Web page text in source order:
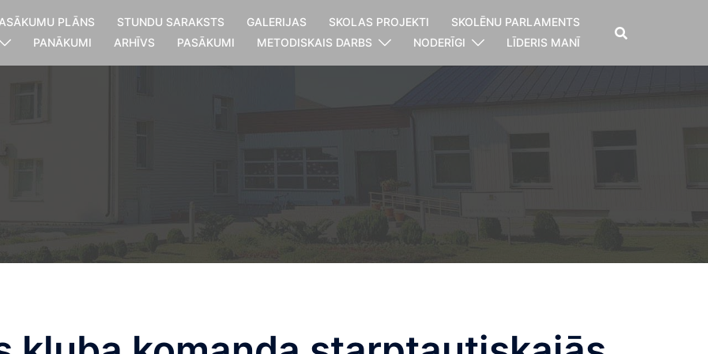
PLĀNS STUNDU SARAKSTS GALERIJAS SKOLAS PROJEKTI
SKOLĒNU PARLAMENTS
PANĀKUMI ARHĪVS PASĀKUMI METODISKAIS DARBS NODERĪGI LĪDERIS MANĪ